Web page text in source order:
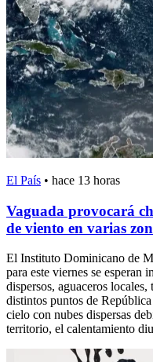
El País • hace 13 horas
Vaguada provocará
de viento en varias
El Instituto Dominicano de
para este viernes se esperan
dispersos, aguaceros
distintos puntos de
cielo con nubes dispersas
territorio, el calentamiento